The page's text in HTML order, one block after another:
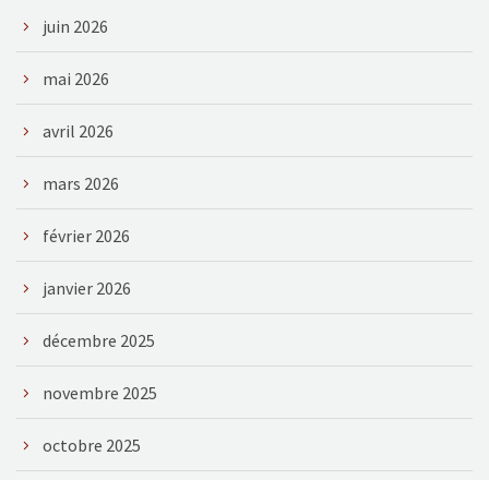
juin 2026
mai 2026
avril 2026
mars 2026
février 2026
janvier 2026
décembre 2025
novembre 2025
octobre 2025